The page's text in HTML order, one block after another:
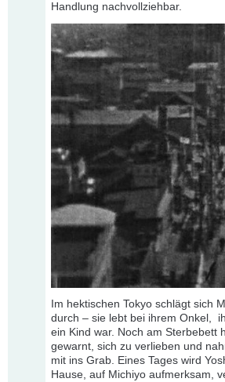
Handlung nachvollziehbar.
Im hektischen Tokyo schlägt sich
durch – sie lebt bei ihrem Onkel,
ein Kind war. Noch am Sterbebett
gewarnt, sich zu verlieben und
mit ins Grab. Eines Tages wird
Hause, auf Michiyo aufmerksam,